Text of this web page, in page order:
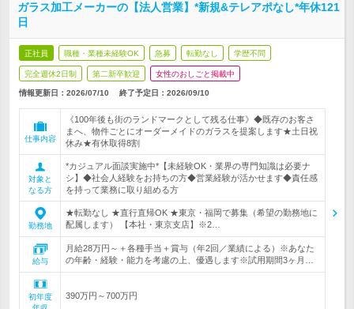
ガラス加工メーカーの【法人営業】*新規&テレアポなし*年休121
日
正社員 職種・業種未経験OK 急募 転勤なし 学歴不問
完全週休2日制 第二新卒歓迎 女性のおしごと掲載中
情報更新日：2026/07/10 終了予定日： 2026/09/10
仕事内容
《100年後も街のランドマークとして残る仕事》◆既存のお客さ
まへ、物件ごとにオーダーメイドのガラスを提案します★土日祝
休み★有休取得8割
対象と
なる方
*カジュアル面談実施中*【未経験OK・業界の専門知識は必要ナ
シ】◆社会人経験をお持ちの方◆営業経験が活かせます◆責任感
を持って業務に取り組める方
勤務地
★転勤なし ★直行直帰OK ★東京・福岡で募集（希望の勤務地に
配属します） 【本社・東京支店】※2…
給与
月給28万円～＋各種手当＋賞与（年2回／業績による）※あなた
の年齢・経験・能力を考慮の上、優遇します※試用期間3ヶ月…
初年度
390万円～700万円